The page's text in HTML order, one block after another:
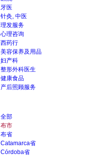
牙医
针灸, 中医
理发服务
心理咨询
西药行
美容保养及用品
妇产科
整形外科医生
健康食品
产后照顾服务
全部
布市
布省
Catamarca省
Córdoba省